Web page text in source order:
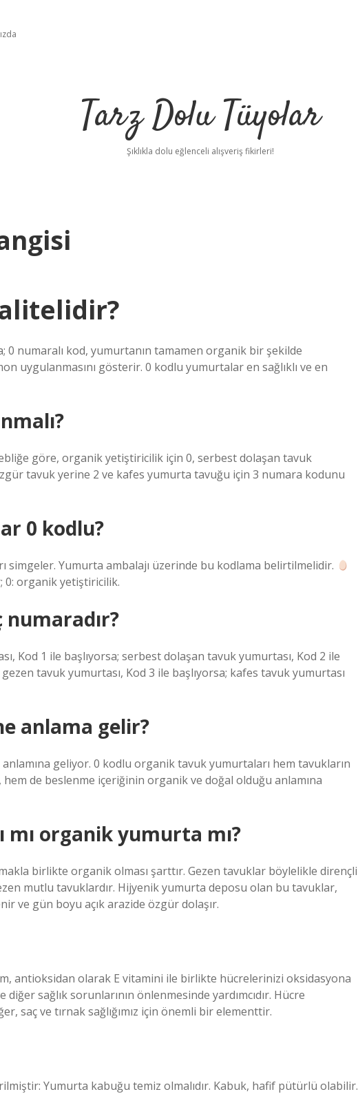
Tarz Dolu Tüyolar
Şıklıkla dolu eğlenceli alışveriş fikirleri!
0 numaralı kod, yumurtanın tamamen organik bir şekilde
uygulanmasını gösterir. 0 kodlu yumurtalar en sağlıklı ve en
göre, organik yetiştiricilik için 0, serbest dolaşan tavuk
tavuk yerine 2 ve kafes yumurta tavuğu için 3 numara kodunu
0 kodlu?
simgeler. Yumurta ambalajı üzerinde bu kodlama belirtilmelidir.
0: organik yetiştiricilik.
numaradır?
Kod 1 ile başlıyorsa; serbest dolaşan tavuk yumurtası, Kod 2 ile
tavuk yumurtası, Kod 3 ile başlıyorsa; kafes tavuk yumurtası
anlama gelir?
geliyor. 0 kodlu organik tavuk yumurtaları hem tavukların
de beslenme içeriğinin organik ve doğal olduğu anlamına
organik yumurta mı?
birlikte organik olması şarttır. Gezen tavuklar böylelikle dirençli
mutlu tavuklardır. Hijyenik yumurta deposu olan bu tavuklar,
ve gün boyu açık arazide özgür dolaşır.
antioksidan olarak E vitamini ile birlikte hücrelerinizi oksidasyona
sağlık sorunlarının önlenmesinde yardımcıdır. Hücre
saç ve tırnak sağlığımız için önemli bir elementtir.
Yumurta kabuğu temiz olmalıdır. Kabuk, hafif pütürlü olabilir.